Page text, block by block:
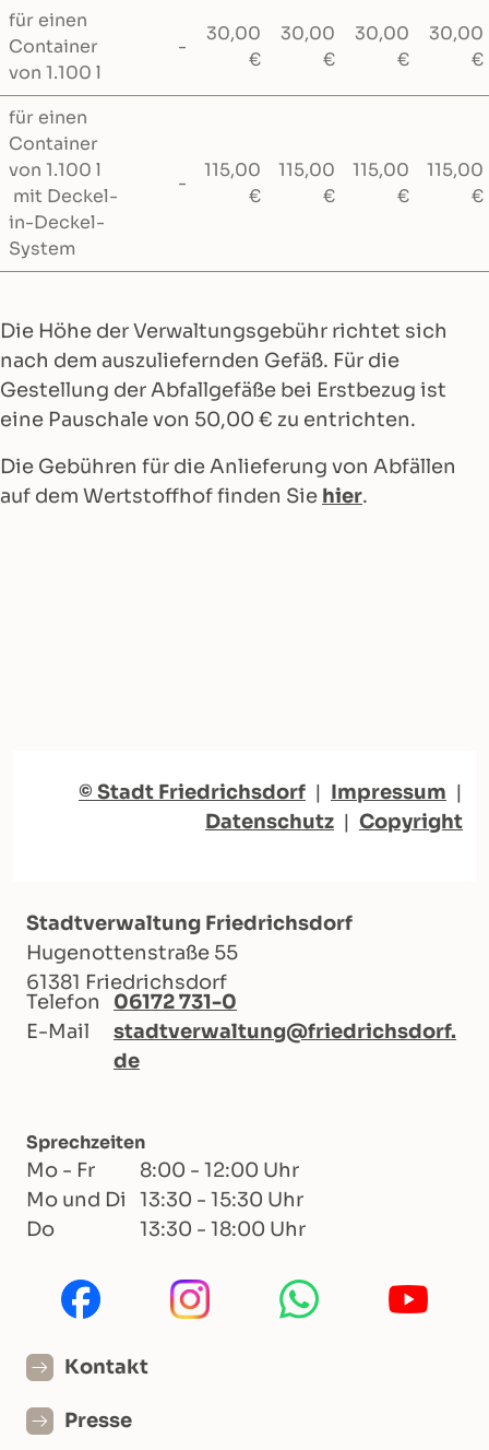
für einen
Container
von 1.100 l
-
30,00
€
30,00
€
30,00
€
30,00
€
für einen
Container
von 1.100 l
mit Deckel-
in-Deckel-
System
-
115,00
€
115,00
€
115,00
€
115,00
€
Die Höhe der Verwaltungsgebühr richtet sich
nach dem auszuliefernden Gefäß. Für die
Gestellung der Abfallgefäße bei Erstbezug ist
eine Pauschale von 50,00 € zu entrichten.
Die Gebühren für die Anlieferung von Abfällen
auf dem Wertstoffhof finden Sie hier.
© Stadt Friedrichsdorf | Impressum |
Datenschutz | Copyright
Stadtverwaltung Friedrichsdorf
Hugenottenstraße 55
61381 Friedrichsdorf
Telefon
06172 731-0
E-Mail
stadtverwaltung@friedrichsdorf.
de
Sprechzeiten
Mo - Fr
8:00 - 12:00 Uhr
Mo und Di
13:30 - 15:30 Uhr
Do
13:30 - 18:00 Uhr
Kontakt
Presse